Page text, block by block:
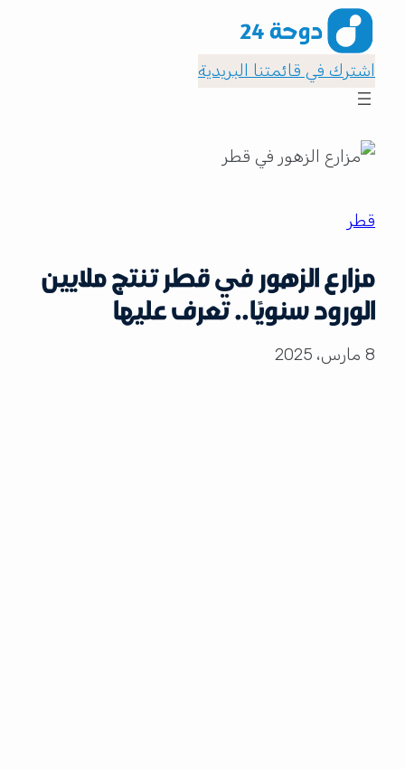
اشترك في قائمتنا البريدية
قطر
مزارع الزهور في قطر تنتج ملايين
الورود سنويًا.. تعرف عليها
8 مارس، 2025